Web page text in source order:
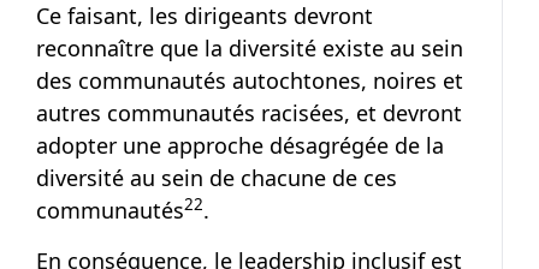
Ce faisant, les dirigeants devront
reconnaître que la diversité existe au sein
des communautés autochtones, noires et
autres communautés racisées, et devront
adopter une approche désagrégée de la
diversité au sein de chacune de ces
communautésNote de bas de page
22.
En conséquence, le leadership inclusif est